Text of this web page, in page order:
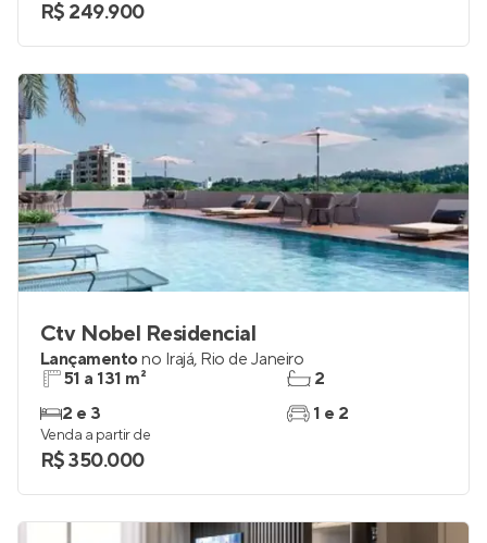
R$ 249.900
Ctv Nobel Residencial
Lançamentono Irajá, Rio de Janeiro
51 a 131 m²
2 e 3
2
1 e 2
Venda a partir de
R$ 350.000